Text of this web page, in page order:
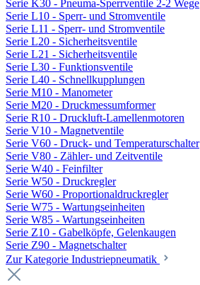
Serie K30 - Pneuma-Sperrventile 2-2 Wege
Serie L10 - Sperr- und Stromventile
Serie L11 - Sperr- und Stromventile
Serie L20 - Sicherheitsventile
Serie L21 - Sicherheitsventile
Serie L30 - Funktionsventile
Serie L40 - Schnellkupplungen
Serie M10 - Manometer
Serie M20 - Druckmessumformer
Serie R10 - Druckluft-Lamellenmotoren
Serie V10 - Magnetventile
Serie V60 - Druck- und Temperaturschalter
Serie V80 - Zähler- und Zeitventile
Serie W40 - Feinfilter
Serie W50 - Druckregler
Serie W60 - Proportionaldruckregler
Serie W75 - Wartungseinheiten
Serie W85 - Wartungseinheiten
Serie Z10 - Gabelköpfe, Gelenkaugen
Serie Z90 - Magnetschalter
Zur Kategorie Industriepneumatik